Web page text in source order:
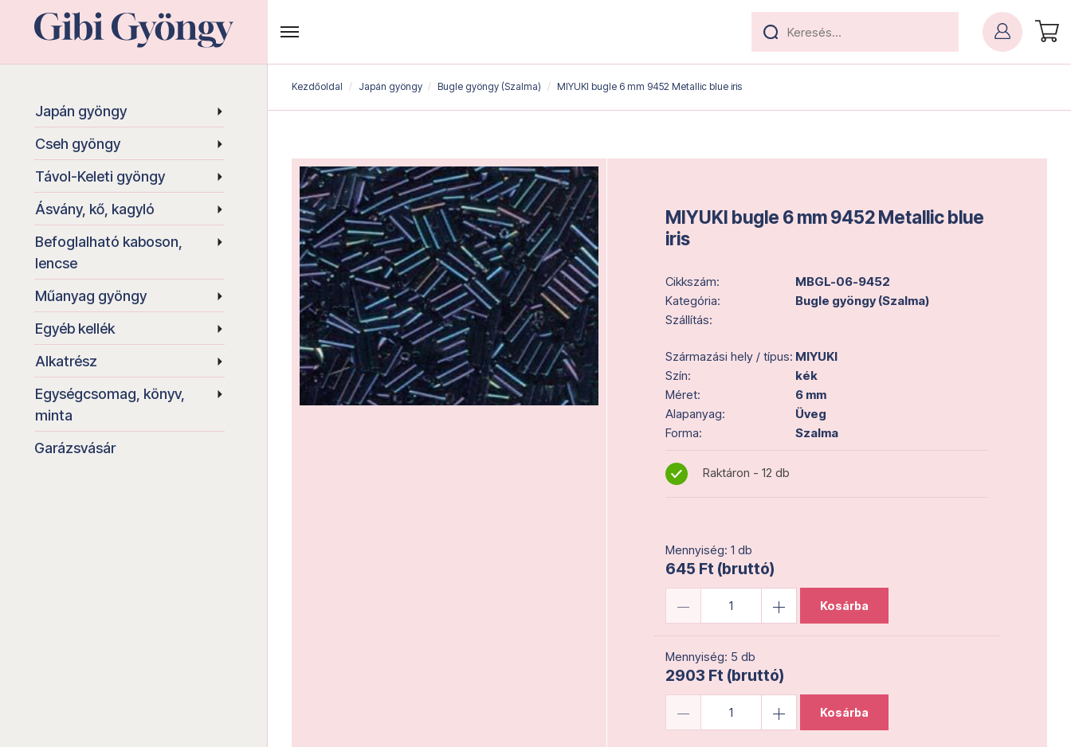
Japán gyöngy
Cseh gyöngy
Távol-Keleti gyöngy
Ásvány, kő, kagyló
Befoglalható kaboson,
lencse
Műanyag gyöngy
Egyéb kellék
Alkatrész
Egységcsomag, könyv,
minta
Garázsvásár
Kezdőoldal Japán gyöngy Bugle gyöngy (Szalma) MIYUKI bugle 6 mm 9452 Metallic blue iris
MIYUKI bugle 6 mm 9452 Metallic blue
iris
Cikkszám:
MBGL-06-9452
Kategória:
Bugle gyöngy (Szalma)
Szállítás:
Származási hely / típus: MIYUKI
Szín:
kék
Méret:
6 mm
Alapanyag:
Üveg
Forma:
Szalma
Raktáron - 12 db
Mennyiség: 1 db
645 Ft (bruttó)
Kosárba
Mennyiség: 5 db
2903 Ft (bruttó)
Kosárba